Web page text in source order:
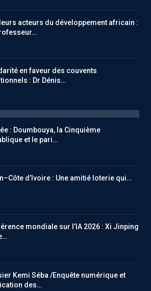
acteurs du développement africain :
en faveur des couvents
: Dr Dénis…
: Doumbouya, la Cinquième
et le pari…
d’Ivoire : Une amitié loterie qui…
mondiale sur l’IA 2026 : Xi Jinping
Kemi Séba /Enquête numérique et
des…